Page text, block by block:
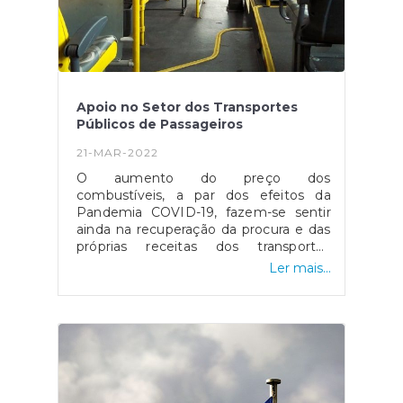
pode ser consultada aqui.
Apoio no Setor dos Transportes
Públicos de Passageiros
21-MAR-2022
O aumento do preço dos
combustíveis, a par dos efeitos da
Pandemia COVID-19, fazem-se sentir
ainda na recuperação da procura e das
próprias receitas dos transportes
públicos, levando então à continuidade
transportes públicos. Este apoio teve
Resolução do Conselho de Ministros n.º
153/2021, de 12 de novembro, e visa
que não seja necessário aumentar o
preço dos bilhetes dos utilizadores de
Ler mais...